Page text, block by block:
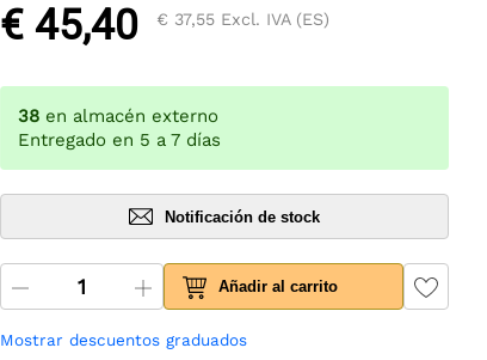
€ 45,40 € 37,55 Excl. IVA (ES)
38 en almacén externo
Entregado en 5 a 7 días
Notificación de stock
Añadir al carrito
Mostrar descuentos graduados